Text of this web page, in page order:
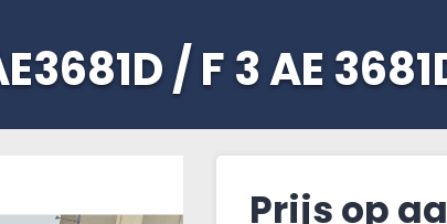
/ F 3 AE
Prijs op